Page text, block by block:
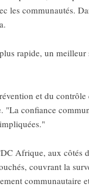
les communautés.
rapide, un
et du contrôle
confiance
Afrique, aux côtés
couvrant la
communautaire